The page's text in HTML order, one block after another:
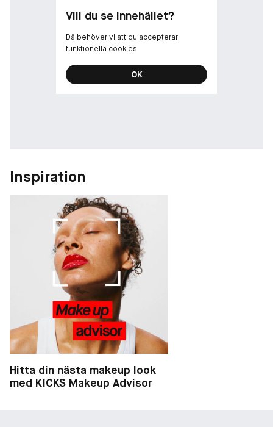
Vill du se innehållet?
Då behöver vi att du accepterar
funktionella cookies
OK
Inspiration
Hitta din nästa makeup look
med KICKS Makeup Advisor